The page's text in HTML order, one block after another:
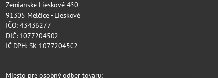
Zemianske Lieskové 450
91305 Melčice - Lieskové
IČO: 43436277
DIČ: 1077204502
IČ DPH: SK 1077204502
Miesto pre osobný odber tovaru: